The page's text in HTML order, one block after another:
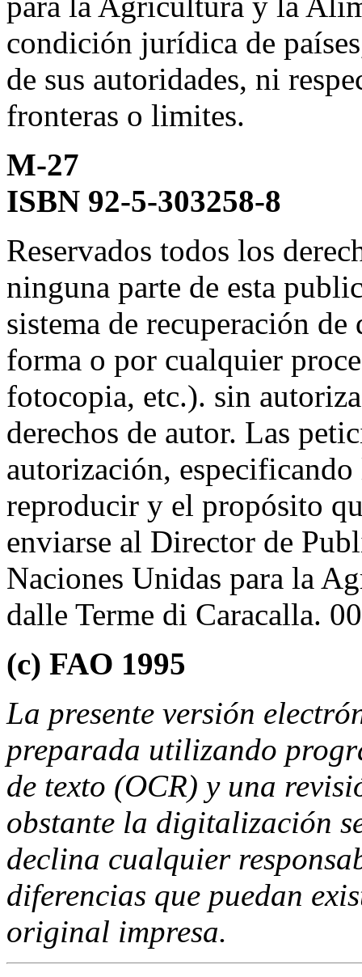
condición jurídica de
de sus autoridades, ni
fronteras o limites.
M-27
ISBN 92-5-303258-8
Reservados todos los
ninguna parte de esta
sistema de recuperación
forma o por cualquier
fotocopia, etc.). sin
derechos de autor. Las
autorización, especificando
reproducir y el propósito
enviarse al Director de
Naciones Unidas para la
dalle Terme di Caracalla.
(c) FAO 1995
La presente versión
preparada utilizando
de texto (OCR) y una
obstante la digitalización
declina cualquier
diferencias que puedan
original impresa.